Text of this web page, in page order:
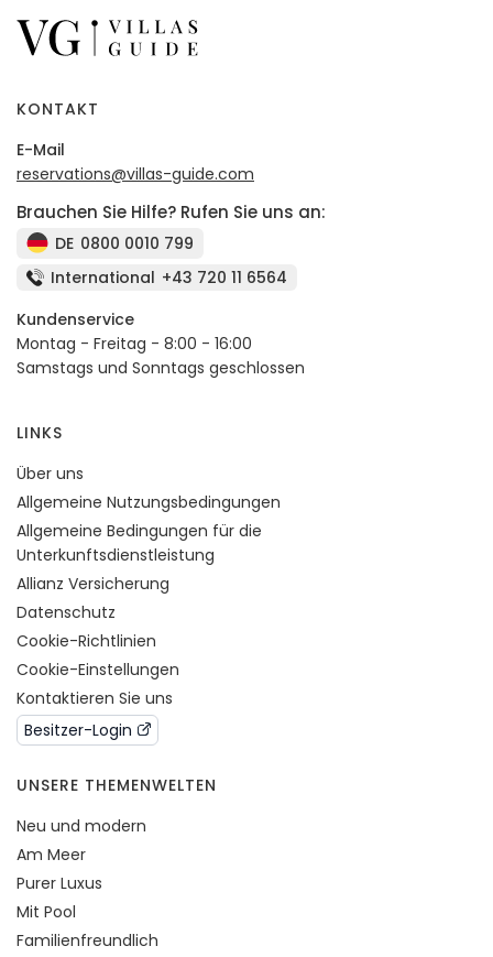
KONTAKT
E-Mail
reservations@villas-guide.com
Brauchen Sie Hilfe? Rufen Sie uns an:
DE 0800 0010 799
International +43 720 11 6564
Kundenservice
Montag - Freitag - 8:00 - 16:00
Samstags und Sonntags geschlossen
LINKS
Über uns
Allgemeine Nutzungsbedingungen
Allgemeine Bedingungen für die
Unterkunftsdienstleistung
Allianz Versicherung
Datenschutz
Cookie-Richtlinien
Cookie-Einstellungen
Kontaktieren Sie uns
Besitzer-Login
UNSERE THEMENWELTEN
Neu und modern
Am Meer
Purer Luxus
Mit Pool
Familienfreundlich